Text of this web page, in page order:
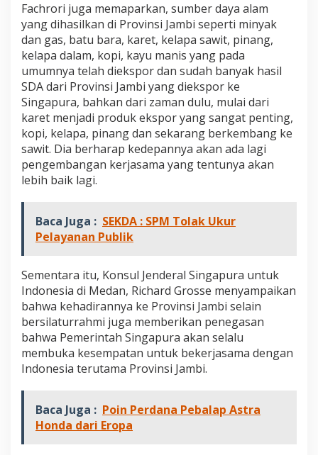
Fachrori juga memaparkan, sumber daya alam
yang dihasilkan di Provinsi Jambi seperti minyak
dan gas, batu bara, karet, kelapa sawit, pinang,
kelapa dalam, kopi, kayu manis yang pada
umumnya telah diekspor dan sudah banyak hasil
SDA dari Provinsi Jambi yang diekspor ke
Singapura, bahkan dari zaman dulu, mulai dari
karet menjadi produk ekspor yang sangat penting,
kopi, kelapa, pinang dan sekarang berkembang ke
sawit. Dia berharap kedepannya akan ada lagi
pengembangan kerjasama yang tentunya akan
lebih baik lagi.
Baca Juga : SEKDA : SPM Tolak Ukur
Pelayanan Publik
Sementara itu, Konsul Jenderal Singapura untuk
Indonesia di Medan, Richard Grosse menyampaikan
bahwa kehadirannya ke Provinsi Jambi selain
bersilaturrahmi juga memberikan penegasan
bahwa Pemerintah Singapura akan selalu
membuka kesempatan untuk bekerjasama dengan
Indonesia terutama Provinsi Jambi.
Baca Juga : Poin Perdana Pebalap Astra
Honda dari Eropa